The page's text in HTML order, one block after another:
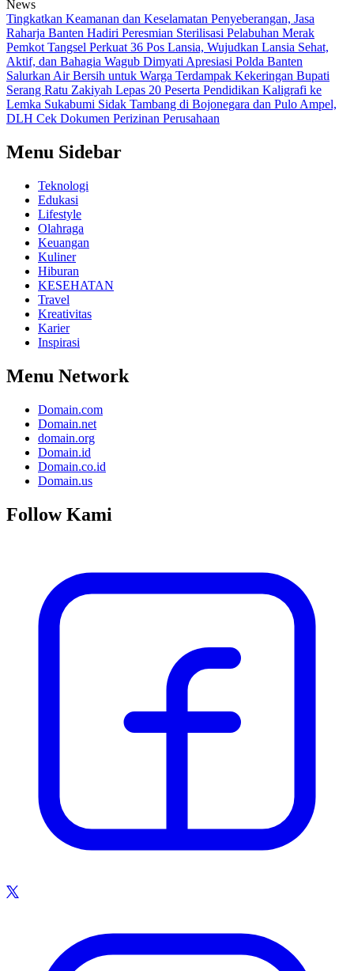
News
Tingkatkan Keamanan dan Keselamatan Penyeberangan, Jasa
Raharja Banten Hadiri Peresmian Sterilisasi Pelabuhan Merak
Pemkot Tangsel Perkuat 36 Pos Lansia, Wujudkan Lansia Sehat,
Aktif, dan Bahagia Wagub Dimyati Apresiasi Polda Banten
Salurkan Air Bersih untuk Warga Terdampak Kekeringan Bupati
Serang Ratu Zakiyah Lepas 20 Peserta Pendidikan Kaligrafi ke
Lemka Sukabumi Sidak Tambang di Bojonegara dan Pulo Ampel,
DLH Cek Dokumen Perizinan Perusahaan
Menu Sidebar
Teknologi
Edukasi
Lifestyle
Olahraga
Keuangan
Kuliner
Hiburan
KESEHATAN
Travel
Kreativitas
Karier
Inspirasi
Menu Network
Domain.com
Domain.net
domain.org
Domain.id
Domain.co.id
Domain.us
Follow Kami